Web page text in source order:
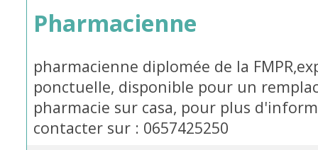
Pharmacienne
pharmacienne diplomée de la
ponctuelle, disponible pour un
pharmacie sur casa, pour plus
contacter sur : 0657425250